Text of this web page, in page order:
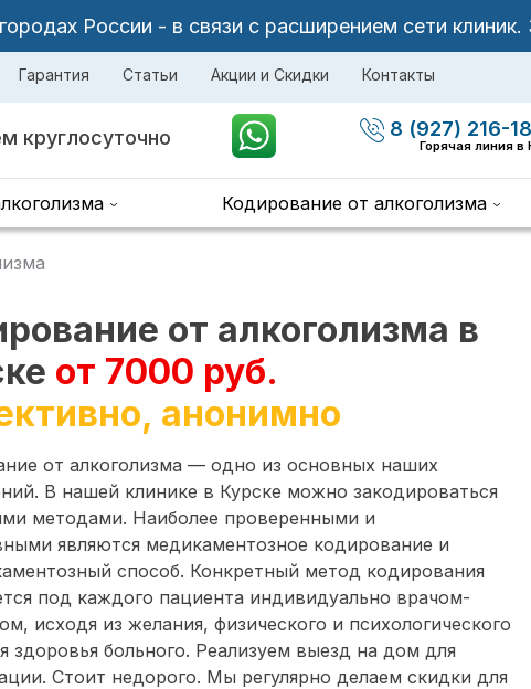
России - в связи с расширением сети клиник.
Гарантия Статьи Акции и Скидки Контакты
круглосуточно 8 (927) 216-
Горячая линия в
Кодирование от алкоголизма
от алкоголизма в
от 7000 руб.
анонимно
от алкоголизма — одно из основных наших
В нашей клинике в Курске можно закодироваться
методами. Наиболее проверенными и
являются медикаментозное кодирование и
способ. Конкретный метод кодирования
под каждого пациента индивидуально врачом-
исходя из желания, физического и психологического
здоровья больного. Реализуем выезд на дом для
Стоит недорого. Мы регулярно делаем скидки для